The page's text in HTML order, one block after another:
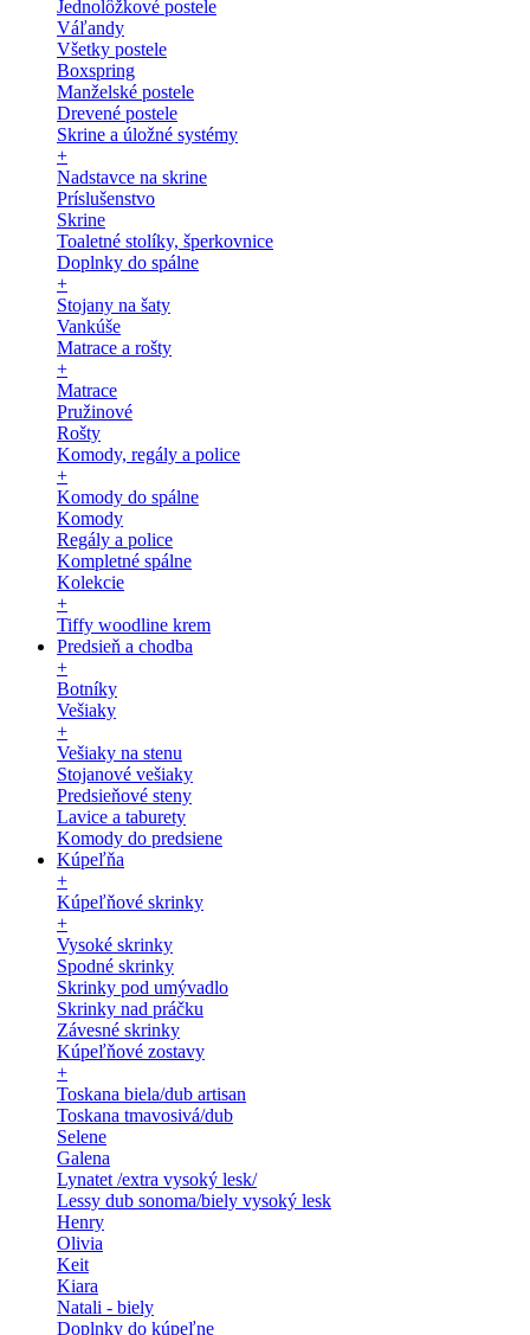
Jednolôžkové postele
Váľandy
Všetky postele
Boxspring
Manželské postele
Drevené postele
Skrine a úložné systémy
+
Nadstavce na skrine
Príslušenstvo
Skrine
Toaletné stolíky, šperkovnice
Doplnky do spálne
+
Stojany na šaty
Vankúše
Matrace a rošty
+
Matrace
Pružinové
Rošty
Komody, regály a police
+
Komody do spálne
Komody
Regály a police
Kompletné spálne
Kolekcie
+
Tiffy woodline krem
Predsieň a chodba
+
Botníky
Vešiaky
+
Vešiaky na stenu
Stojanové vešiaky
Predsieňové steny
Lavice a taburety
Komody do predsiene
Kúpeľňa
+
Kúpeľňové skrinky
+
Vysoké skrinky
Spodné skrinky
Skrinky pod umývadlo
Skrinky nad práčku
Závesné skrinky
Kúpeľňové zostavy
+
Toskana biela/dub artisan
Toskana tmavosivá/dub
Selene
Galena
Lynatet /extra vysoký lesk/
Lessy dub sonoma/biely vysoký lesk
Henry
Olivia
Keit
Kiara
Natali - biely
Doplnky do kúpeľne